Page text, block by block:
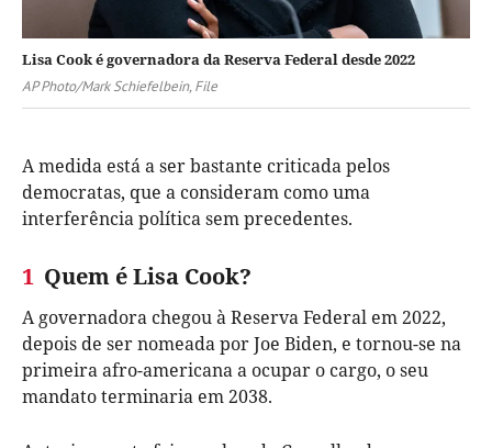
Lisa Cook é governadora da Reserva Federal desde 2022
AP Photo/Mark Schiefelbein, File
A medida está a ser bastante criticada pelos
democratas, que a consideram como uma
interferência política sem precedentes.
1 Quem é Lisa Cook?
A governadora chegou à Reserva Federal em 2022,
depois de ser nomeada por Joe Biden, e tornou-se na
primeira afro-americana a ocupar o cargo, o seu
mandato terminaria em 2038.